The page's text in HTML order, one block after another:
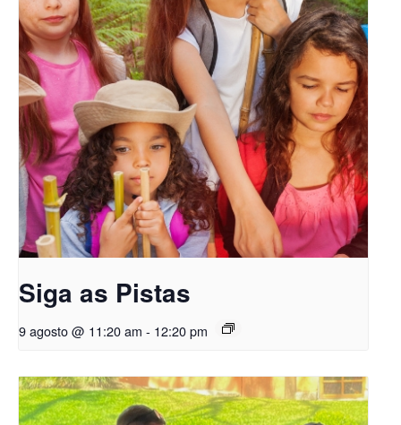
Siga as Pistas
9 agosto @ 11:20 am - 12:20 pm